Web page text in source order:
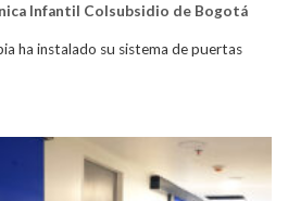
Infantil Colsubsidio de Bogotá
ha instalado su sistema de puertas